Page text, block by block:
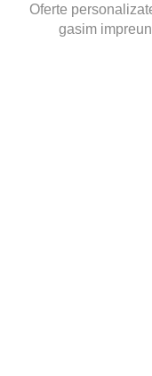
Oferte
gasim